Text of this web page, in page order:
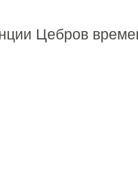
Цебров